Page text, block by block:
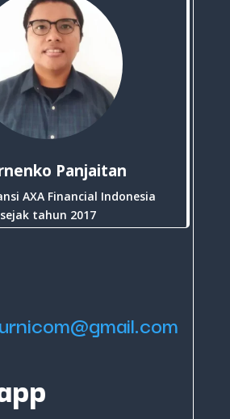
Panjaitan
AXA Financial Indonesia
sejak tahun 2017